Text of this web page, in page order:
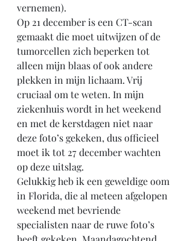
vernemen).
Op 21 december is een CT-scan
gemaakt die moet uitwijzen of de
tumorcellen zich beperken tot
alleen mijn blaas of ook andere
plekken in mijn lichaam. Vrij
cruciaal om te weten. In mijn
ziekenhuis wordt in het weekend
en met de kerstdagen niet naar
deze foto’s gekeken, dus officieel
moet ik tot 27 december wachten
op deze uitslag.
Gelukkig heb ik een geweldige oom
in Florida, die al meteen afgelopen
weekend met bevriende
specialisten naar de ruwe foto’s